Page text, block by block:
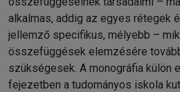
alkalmas, addig az egyes rétegek
jellemző specifikus, mélyebb –
összefüggések elemzésére
szükségesek. A monográfia külön
fejezetben a tudományos iskola